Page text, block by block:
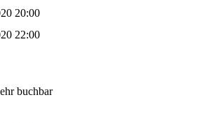
20:00
22:00
buchbar